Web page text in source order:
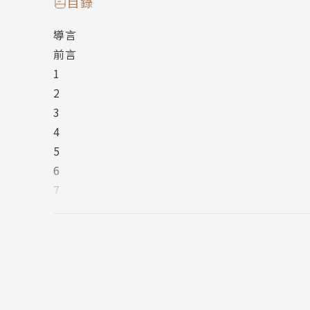
◆提供幫助大家「重新聆聽」的方法，從小孩到
◆超越噪音帶來的衝擊與負面影響，讓人用正向
作者簡介
R‧莫瑞‧薛佛（R. Murray Schafer）
生於1933年，加拿大著名作曲家、作家、音樂
Soundscape Project），旨在透過對環境中聲
建構特定場域的歷史記憶。他關心聲音生態學
導言
前言
1
2
3
4
5
6
7